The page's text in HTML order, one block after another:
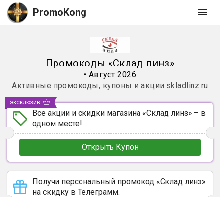
PromoKong
Промокоды «Склад линз»
• Август 2026
Активные промокоды, купоны и акции skladlinz.ru
Все акции и скидки магазина «Склад линз» – в
одном месте!
Открыть Купон
эксклюзив
Получи персональный промокод «Склад линз»
на скидку в Телеграмм.